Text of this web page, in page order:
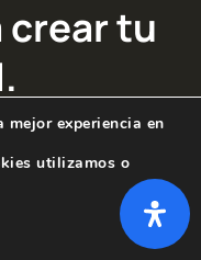
crear tu
SOCIALES
experiencia en
utilizamos o